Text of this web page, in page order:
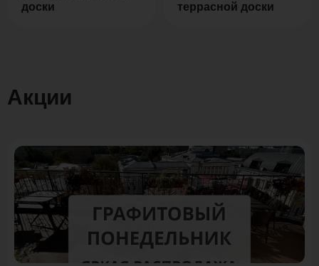
доски
террасной доски
Акции
Акция